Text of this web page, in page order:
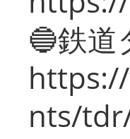
🔵鉄道
nts/